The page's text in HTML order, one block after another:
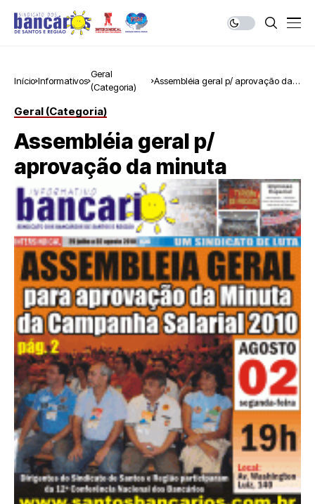
Início Informativos
Geral
(Categoria)
Assembléia geral p/ aprovação da
Geral (Categoria)
Assembléia geral p/
aprovação da minuta